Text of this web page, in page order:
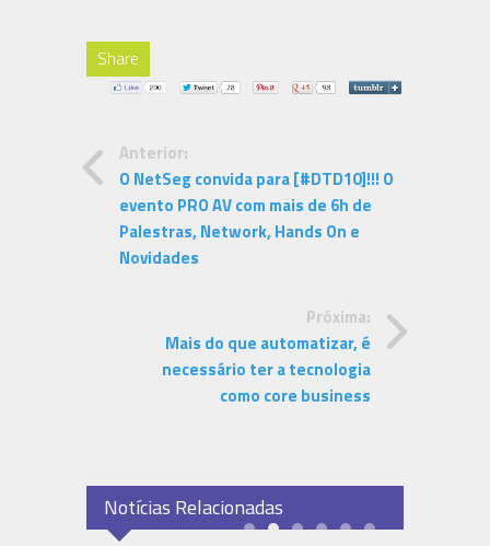
Share
Anterior:
O NetSeg convida para [#DTD10]!!! O
evento PRO AV com mais de 6h de
Palestras, Network, Hands On e
Novidades
Próxima:
Mais do que automatizar, é
necessário ter a tecnologia
como core business
Notícias Relacionadas